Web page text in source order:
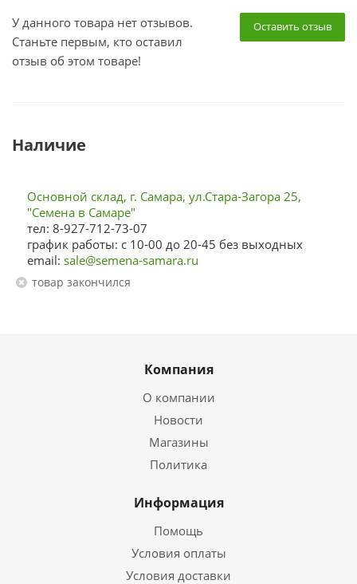
Оставить отзыв
У данного товара нет отзывов.
Станьте первым, кто оставил
отзыв об этом товаре!
Наличие
Основной склад, г. Самара, ул.Стара-Загора 25,
"Семена в Самаре"
тел: 8-927-712-73-07
график работы: с 10-00 до 20-45 без выходных
email: sale@semena-samara.ru
Товар закончился
Компания
О компании
Новости
Магазины
Политика
Информация
Помощь
Условия оплаты
Условия доставки